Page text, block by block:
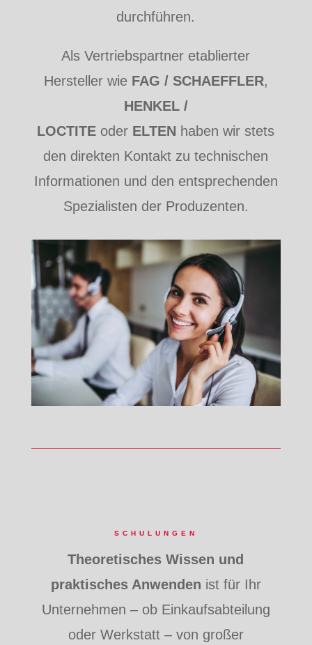
durchführen.
Als Vertriebspartner etablierter
Hersteller wie FAG / SCHAEFFLER,
HENKEL /
LOCTITE oder ELTEN haben wir stets
den direkten Kontakt zu technischen
Informationen und den entsprechenden
Spezialisten der Produzenten.
SCHULUNGEN
Theoretisches Wissen und
praktisches Anwenden ist für Ihr
Unternehmen – ob Einkaufsabteilung
oder Werkstatt – von großer